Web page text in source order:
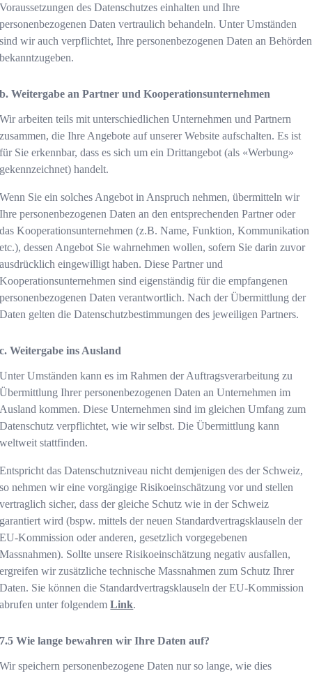
Voraussetzungen des Datenschutzes einhalten und Ihre
personenbezogenen Daten vertraulich behandeln. Unter Umständen
sind wir auch verpflichtet, Ihre personenbezogenen Daten an Behörden
bekanntzugeben.
b. Weitergabe an Partner und Kooperationsunternehmen
Wir arbeiten teils mit unterschiedlichen Unternehmen und Partnern
zusammen, die Ihre Angebote auf unserer Website aufschalten. Es ist
für Sie erkennbar, dass es sich um ein Drittangebot (als «Werbung»
gekennzeichnet) handelt.
Wenn Sie ein solches Angebot in Anspruch nehmen, übermitteln wir
Ihre personenbezogenen Daten an den entsprechenden Partner oder
das Kooperationsunternehmen (z.B. Name, Funktion, Kommunikation
etc.), dessen Angebot Sie wahrnehmen wollen, sofern Sie darin zuvor
ausdrücklich eingewilligt haben. Diese Partner und
Kooperationsunternehmen sind eigenständig für die empfangenen
personenbezogenen Daten verantwortlich. Nach der Übermittlung der
Daten gelten die Datenschutzbestimmungen des jeweiligen Partners.
c. Weitergabe ins Ausland
Unter Umständen kann es im Rahmen der Auftragsverarbeitung zu
Übermittlung Ihrer personenbezogenen Daten an Unternehmen im
Ausland kommen. Diese Unternehmen sind im gleichen Umfang zum
Datenschutz verpflichtet, wie wir selbst. Die Übermittlung kann
weltweit stattfinden.
Entspricht das Datenschutzniveau nicht demjenigen des der Schweiz,
so nehmen wir eine vorgängige Risikoeinschätzung vor und stellen
vertraglich sicher, dass der gleiche Schutz wie in der Schweiz
garantiert wird (bspw. mittels der neuen Standardvertragsklauseln der
EU-Kommission oder anderen, gesetzlich vorgegebenen
Massnahmen). Sollte unsere Risikoeinschätzung negativ ausfallen,
ergreifen wir zusätzliche technische Massnahmen zum Schutz Ihrer
Daten. Sie können die Standardvertragsklauseln der EU-Kommission
abrufen unter folgendemLink.
Wie lange bewahren wir Ihre Daten auf?
Wir speichern personenbezogene Daten nur so lange, wie dies